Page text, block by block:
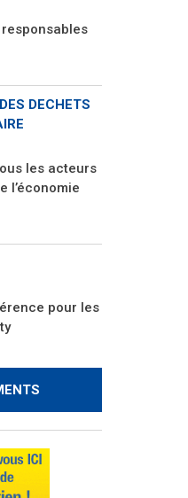
DECHETS
les acteurs
l’économie
pour les